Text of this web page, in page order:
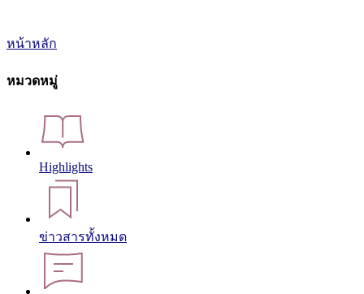
หน้าหลัก
หมวดหมู่
Highlights
ข่าวสารทั้งหมด